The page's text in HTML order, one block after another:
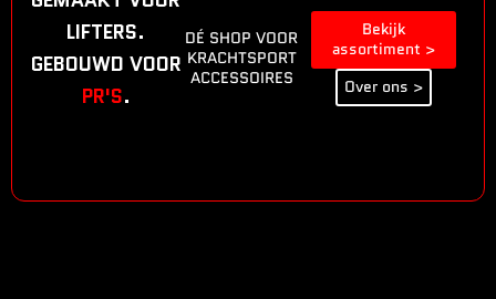
LIFTERS.
GEBOUWD VOOR
PR'S.
DÉ SHOP VOOR
KRACHTSPORT
ACCESSOIRES
Bekijk
assortiment >
Over ons >